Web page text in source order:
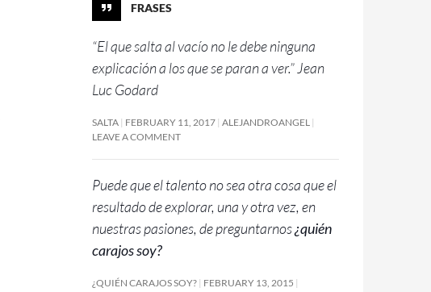
FRASES
“El que salta al vacío no le debe ninguna
explicación a los que se paran a ver.” Jean
Luc Godard
SALTA FEBRUARY 11, 2017 ALEJANDROANGEL
LEAVE A COMMENT
Puede que el talento no sea otra cosa que el
resultado de explorar, una y otra vez, en
nuestras pasiones, de preguntarnos¿quién
carajos soy?
¿QUIÉN CARAJOS SOY? FEBRUARY 13, 2015